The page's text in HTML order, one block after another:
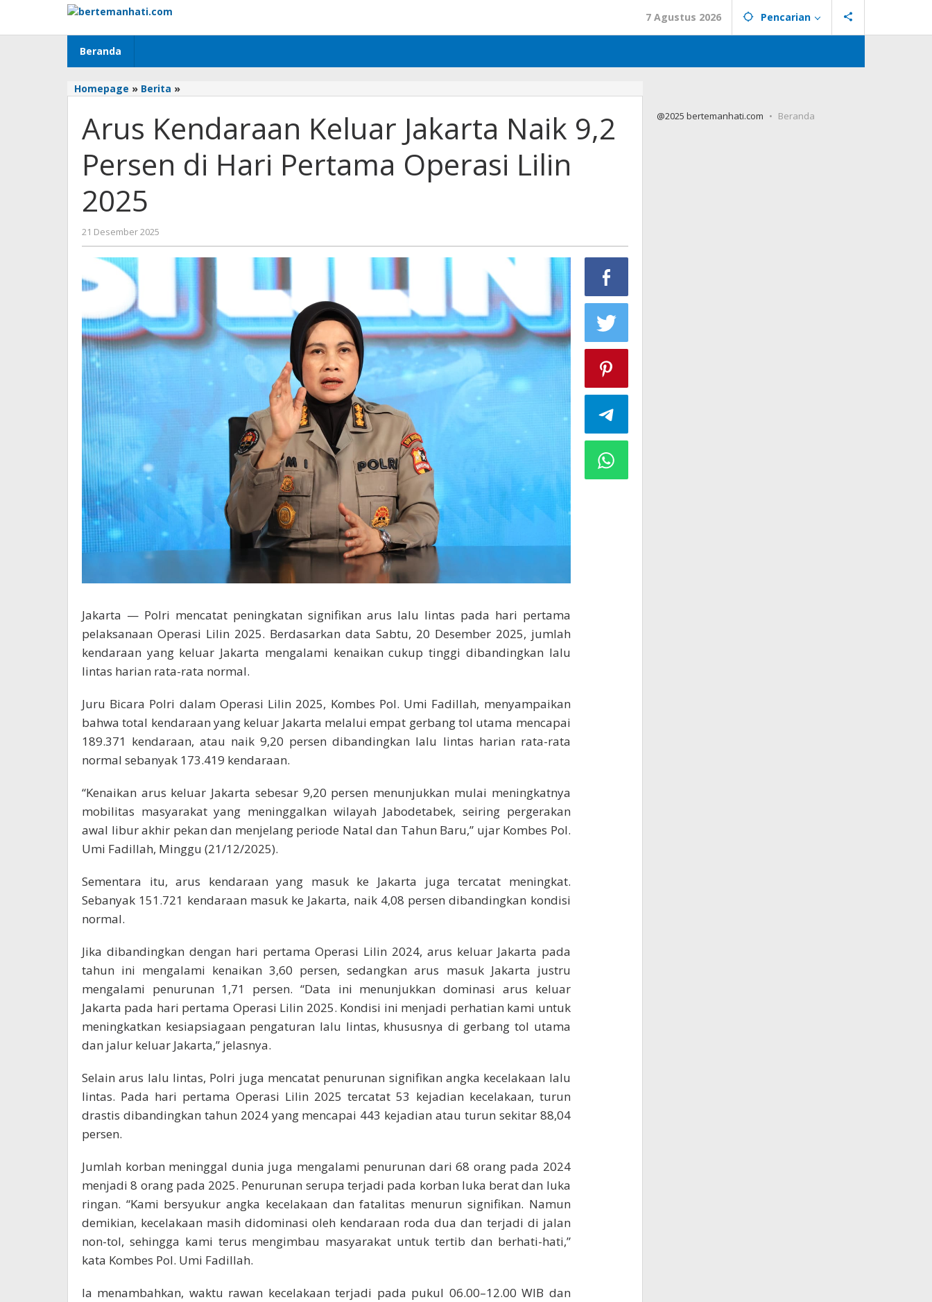
konten
7 Agustus 2026 Pencarian
Beranda
Homepage » Berita »Arus
Jakarta
9,2
Persen
Lilin
Arus Kendaraan Keluar Jakarta Naik 9,2
Persen di Hari Pertama Operasi Lilin
2025
21 Desember 2025
BangAdmin
Jakarta — Polri mencatat peningkatan signifikan arus lalu lintas pada hari pertama
pelaksanaan Operasi Lilin 2025. Berdasarkan data Sabtu, 20 Desember 2025, jumlah
kendaraan yang keluar Jakarta mengalami kenaikan cukup tinggi dibandingkan lalu
lintas harian rata-rata normal.
Juru Bicara Polri dalam Operasi Lilin 2025, Kombes Pol. Umi Fadillah, menyampaikan
bahwa total kendaraan yang keluar Jakarta melalui empat gerbang tol utama mencapai
189.371 kendaraan, atau naik 9,20 persen dibandingkan lalu lintas harian rata-rata
normal sebanyak 173.419 kendaraan.
“Kenaikan arus keluar Jakarta sebesar 9,20 persen menunjukkan mulai meningkatnya
mobilitas masyarakat yang meninggalkan wilayah Jabodetabek, seiring pergerakan
awal libur akhir pekan dan menjelang periode Natal dan Tahun Baru,” ujar Kombes Pol.
Umi Fadillah, Minggu (21/12/2025).
Sementara itu, arus kendaraan yang masuk ke Jakarta juga tercatat meningkat.
Sebanyak 151.721 kendaraan masuk ke Jakarta, naik 4,08 persen dibandingkan kondisi
normal.
Jika dibandingkan dengan hari pertama Operasi Lilin 2024, arus keluar Jakarta pada
tahun ini mengalami kenaikan 3,60 persen, sedangkan arus masuk Jakarta justru
mengalami penurunan 1,71 persen. “Data ini menunjukkan dominasi arus keluar
Jakarta pada hari pertama Operasi Lilin 2025. Kondisi ini menjadi perhatian kami untuk
meningkatkan kesiapsiagaan pengaturan lalu lintas, khususnya di gerbang tol utama
dan jalur keluar Jakarta,” jelasnya.
Selain arus lalu lintas, Polri juga mencatat penurunan signifikan angka kecelakaan lalu
lintas. Pada hari pertama Operasi Lilin 2025 tercatat 53 kejadian kecelakaan, turun
drastis dibandingkan tahun 2024 yang mencapai 443 kejadian atau turun sekitar 88,04
persen.
Jumlah korban meninggal dunia juga mengalami penurunan dari 68 orang pada 2024
menjadi 8 orang pada 2025. Penurunan serupa terjadi pada korban luka berat dan luka
ringan. “Kami bersyukur angka kecelakaan dan fatalitas menurun signifikan. Namun
demikian, kecelakaan masih didominasi oleh kendaraan roda dua dan terjadi di jalan
non-tol, sehingga kami terus mengimbau masyarakat untuk tertib dan berhati-hati,”
kata Kombes Pol. Umi Fadillah.
Ia menambahkan, waktu rawan kecelakaan terjadi pada pukul 06.00–12.00 WIB dan
@2025 bertemanhati.com Beranda